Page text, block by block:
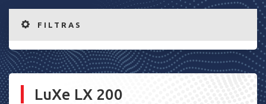
FILTRAS
LuXe LX 200